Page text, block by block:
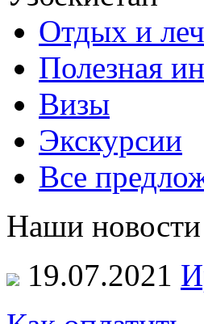
Отдых и
Полезная
Визы
Экскурсии
Все
Наши новости
19.07.2021